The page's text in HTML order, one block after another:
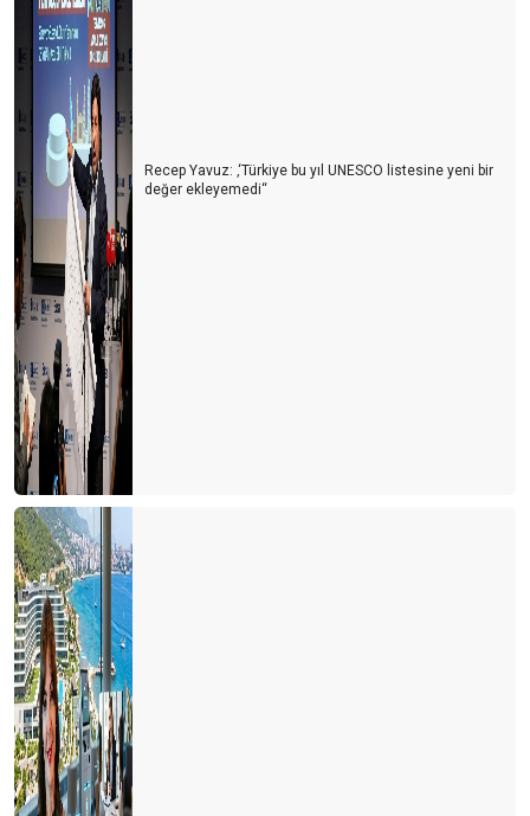
Turizmcinin Bitmeyen Çilesi: Bir Kriz Biter, Yenisi Başlar!
Turizm Sektörü Nereye Gidiyor?
Turizmci İkilem içinde
2024 Yılı Turizm Değerlendirmesi ve 2025 Beklentileri
Antalya Turizm Fuarı: Türk Turizminin Yükselen Değeri
Turizmde Dostane Buluşmaların Gücü: Turizmdays.com 7.
Yazarlar Buluşması
Türkiye’nin Altın Yumurtlayan Tavuğunu Koruma Zamanı
Antalya'da Turizmdeki Sıkıntılar ve Çözüm Önerileri
Antalya’nın Hava Trafiği ve Yol Sorunları: Acil Çözüm Bekleyen
Kriz
Turizm Türkiye'nin Yükselen Değeri: Fiyatlar Artarken Talep Niye
Hala Yüksek?
Afrika Turizm Forumu’nun ardından
Turizm siyaset üstünde olmalı
ITB BERLİN TURİZM FUARI’NIN ARDINDAN
Turizmi yük görüyorlar
Sharm El Sheik Belek’e rakip olabilir mi?
Antalya’da hayat pahalılığı yabancıları da panikletmeye başladı
Recep Yavuz: ‚‘Türkiye bu yıl UNESCO listesine yeni bir
değer ekleyemedi‘‘